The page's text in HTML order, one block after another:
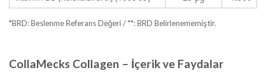
*BRD: Beslenme Referans Değeri / **: BRD Belirlenememiştir.
CollaMecks Collagen – İçerik ve Faydalar